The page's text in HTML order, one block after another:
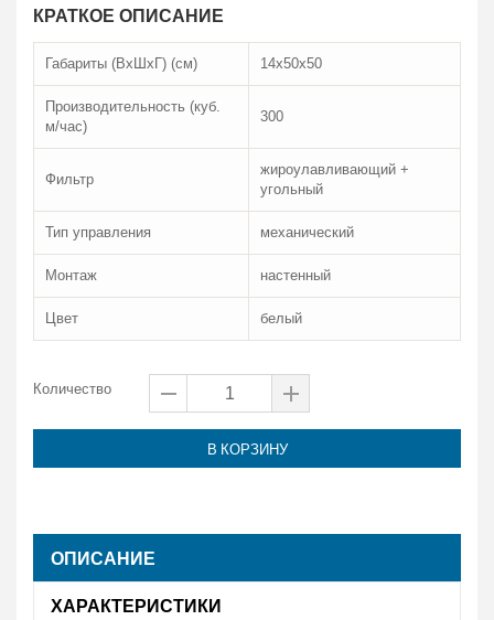
КРАТКОЕ ОПИСАНИЕ
Габариты (ВхШхГ) (см) 14х50х50
Производительность (куб.
м/час)
300
Фильтр
жироулавливающий +
угольный
Тип управления механический
Монтаж настенный
Цвет белый
Количество
В КОРЗИНУ
ОПИСАНИЕ
ХАРАКТЕРИСТИКИ